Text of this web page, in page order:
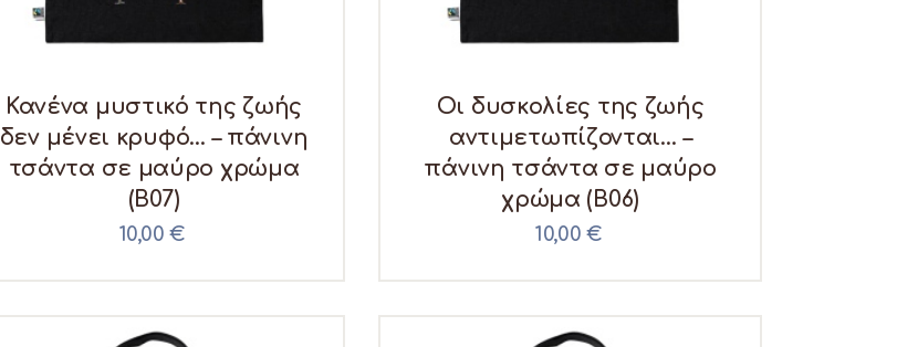
Κανένα μυστικό της ζωής
δεν μένει κρυφό… – πάνινη
τσάντα σε μαύρο χρώμα
(B07)
10,00€
Οι δυσκολίες της ζωής
αντιμετωπίζονται… –
πάνινη τσάντα σε μαύρο
χρώμα (B06)
10,00 €